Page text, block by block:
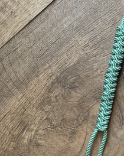
学芸大学駅から徒歩15分
＜その他特記事項＞
初心者の方の参加歓迎します！